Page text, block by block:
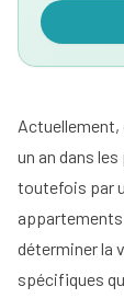
Actuellement,
un an dans
toutefois par
déterminer la
spécifiques